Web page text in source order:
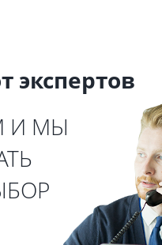
экспертов
И МЫ